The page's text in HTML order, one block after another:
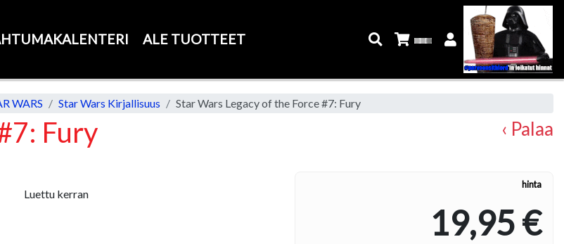
ALE TUOTTEET
WARS Star Wars Kirjallisuus Star Wars Legacy of the Force #7: Fury
Fury ‹ Palaa
Luettu kerran
hinta
19,95 €